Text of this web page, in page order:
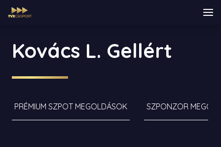
Kovács L. Gellért
PRÉMIUM SZPOT MEGOLDÁSOK SZPONZOR